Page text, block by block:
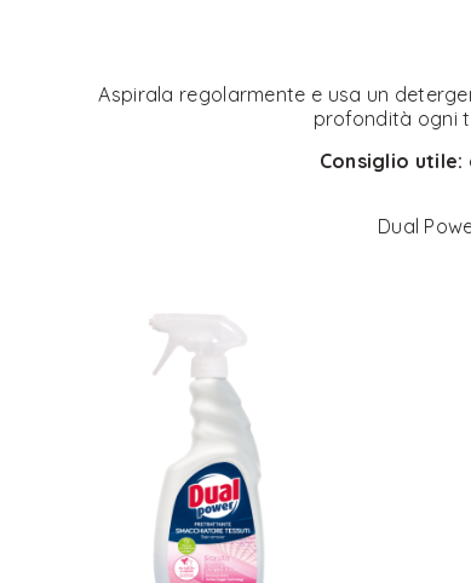
Aspirala regolarmente e usa un
profondità ogni
Consiglio
Dual